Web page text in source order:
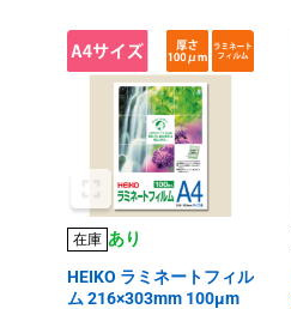
在庫 あり
HEIKO ラミネートフィル
ム 216×303mm 100μm